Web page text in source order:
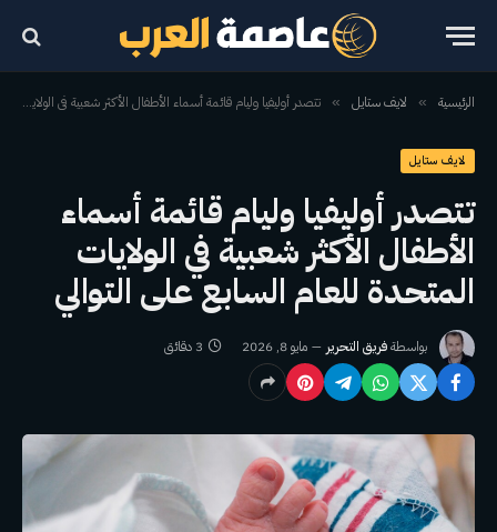
الرئيسية » لايف ستايل » تتصدر أوليفيا وليام قائمة أسماء الأطفال الأكثر شعبية في الولايات المتحدة للعام السابع على التوالي
لايف ستايل
تتصدر أوليفيا وليام قائمة أسماء
الأطفال الأكثر شعبية في الولايات
المتحدة للعام السابع على التوالي
بواسطةفريق التحرير مايو 8, 2026 3 دقائق